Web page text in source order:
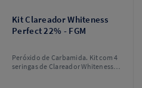
Kit Clareador Whiteness
Perfect 22% - FGM
Peróxido de Carbamida. Kit com 4
seringas de Clareador Whiteness